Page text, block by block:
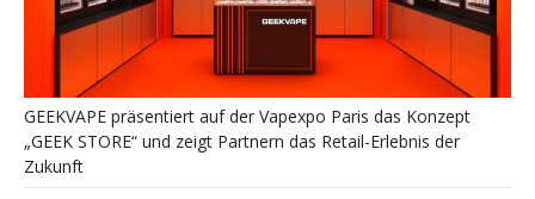
GEEKVAPE präsentiert auf der Vapexpo Paris das Konzept
„GEEK STORE“ und zeigt Partnern das Retail-Erlebnis der
Zukunft